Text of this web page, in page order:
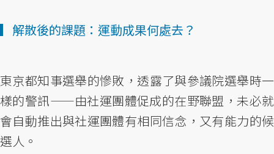
▎解散後的課題：運動成果何處去？
東京都知事選舉的慘敗，透露了與參議院選舉時一
樣的警訊——由社運團體促成的在野聯盟，未必就
會自動推出與社運團體有相同信念，又有能力的候
選人。